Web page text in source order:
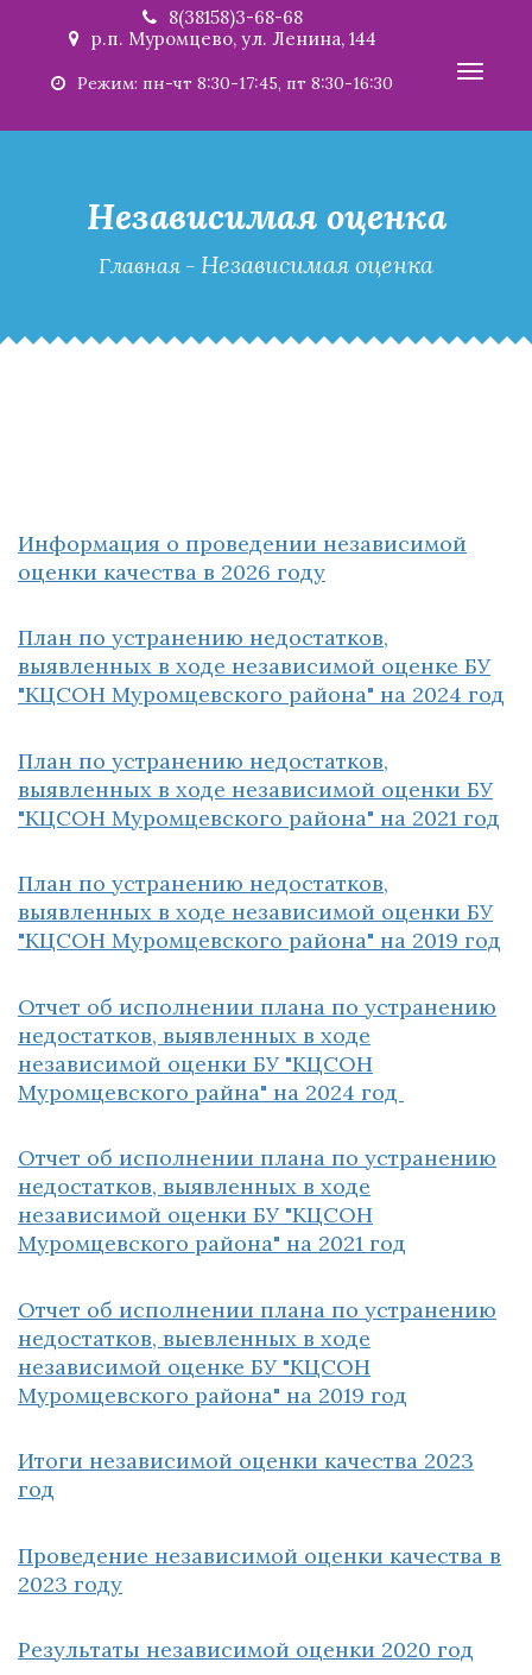
8(38158)3-68-68
р.п. Муромцево, ул. Ленина, 144
Режим: пн-чт 8:30-17:45, пт 8:30-16:30
Независимая оценка
Главная - Независимая оценка
Информация о проведении независимой
оценки качества в 2026 году
План по устранению недостатков,
выявленных в ходе независимой оценке БУ
"КЦСОН Муромцевского района" на 2024 год
План по устранению недостатков,
выявленных в ходе независимой оценки БУ
"КЦСОН Муромцевского района" на 2021 год
План по устранению недостатков,
выявленных в ходе независимой оценки БУ
"КЦСОН Муромцевского района" на 2019 год
Отчет об исполнении плана по устранению
недостатков, выявленных в ходе
независимой оценки БУ "КЦСОН
Муромцевского райна" на 2024 год
Отчет об исполнении плана по устранению
недостатков, выявленных в ходе
независимой оценки БУ "КЦСОН
Муромцевского района" на 2021 год
Отчет об исполнении плана по устранению
недостатков, выевленных в ходе
независимой оценке БУ "КЦСОН
Муромцевского района" на 2019 год
Итоги независимой оценки качества 2023
год
Проведение независимой оценки качества в
2023 году
Результаты независимой оценки 2020 год